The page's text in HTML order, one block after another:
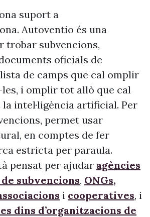
suport a
Autoventio és una
trobar subvencions,
oficials de
de camps que cal omplir
i omplir tot allò que cal
la intel·ligència artificial. Per
permet usar
en comptes de fer
estricta per paraula.
pensat per ajudar agències
subvencions, ONGs,
i cooperatives, i
dins d’organitzacions de